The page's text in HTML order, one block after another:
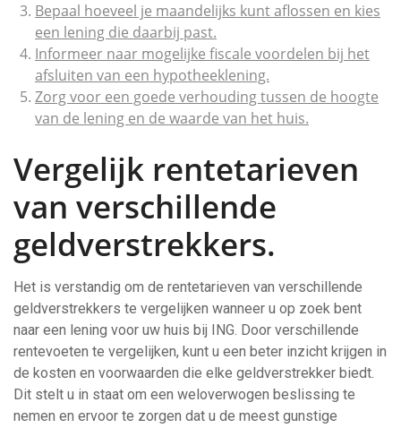
Bepaal hoeveel je maandelijks kunt aflossen en kies
een lening die daarbij past.
Informeer naar mogelijke fiscale voordelen bij het
afsluiten van een hypotheeklening.
Zorg voor een goede verhouding tussen de hoogte
van de lening en de waarde van het huis.
Vergelijk rentetarieven
van verschillende
geldverstrekkers.
Het is verstandig om de rentetarieven van verschillende
geldverstrekkers te vergelijken wanneer u op zoek bent
naar een lening voor uw huis bij ING. Door verschillende
rentevoeten te vergelijken, kunt u een beter inzicht krijgen in
de kosten en voorwaarden die elke geldverstrekker biedt.
Dit stelt u in staat om een weloverwogen beslissing te
nemen en ervoor te zorgen dat u de meest gunstige